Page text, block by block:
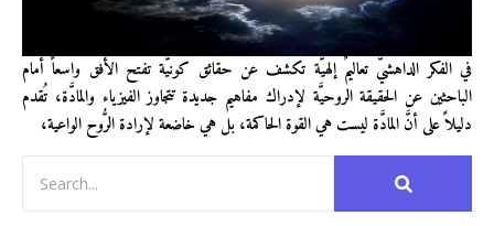
في الفكر الداهشيّ تعاليمٌ إلهيَّة تكشف عن حقائق كونيَّة تفتح الأفق واسعاً أمام
الباحثين عن الحقيقة الروحيَّة لإدراك مفاهيم جديدة تتجاوز الفيزياء والمادَّة، تُقدم
دليلاً على أنَّ المادَّة ليست هي القوة الحاكمة، بل هي خاضعة لإرادة الرُّوح الواعية،